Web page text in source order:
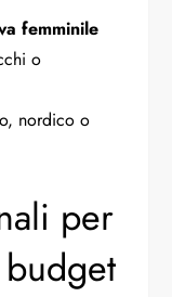
femminile
o
nordico o
per